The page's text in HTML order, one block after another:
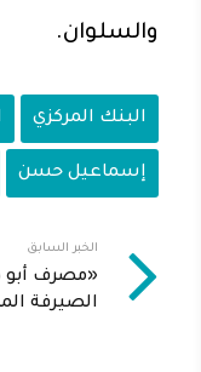
والسلوان.
البنك المركزي
إسماعيل حسن
الخبر السابق
«مصرف
الصيرفة